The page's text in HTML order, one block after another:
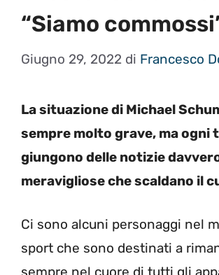
“Siamo
Giugno 29, 2022 di Francesco
La situazione di Michael
sempre molto grave, ma ogni
giungono delle notizie
meravigliose che scaldano il
Ci sono alcuni personaggi nel
sport che sono destinati a